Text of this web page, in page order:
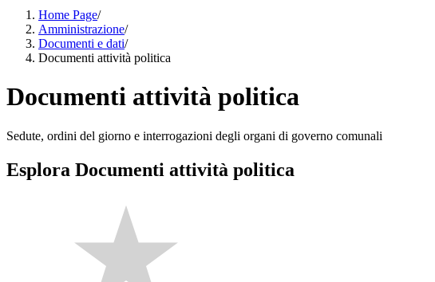
Home Page/
Amministrazione/
Documenti e dati/
Documenti attività politica
Documenti attività politica
Sedute, ordini del giorno e interrogazioni degli organi di governo comunali
Esplora Documenti attività politica